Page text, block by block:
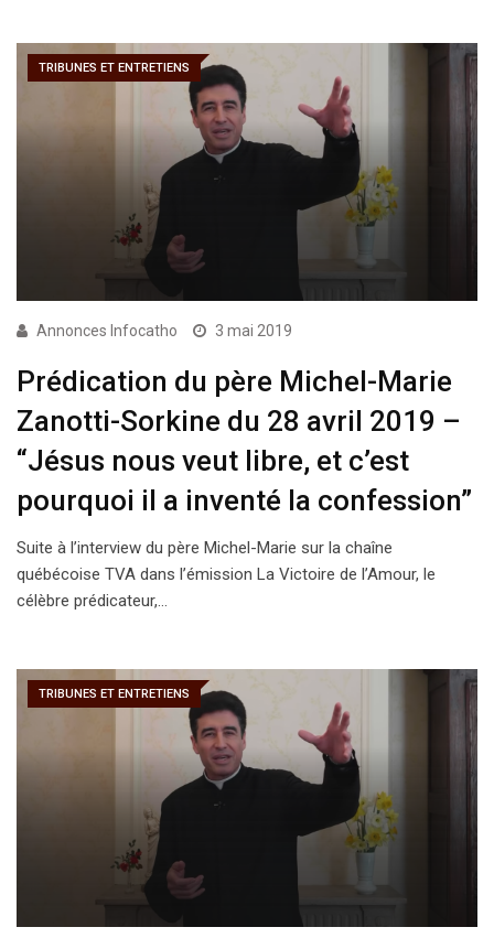
TRIBUNES ET ENTRETIENS
Annonces Infocatho 3 mai 2019
Prédication du père Michel-Marie
Zanotti-Sorkine du 28 avril 2019 –
“Jésus nous veut libre, et c’est
pourquoi il a inventé la confession”
Suite à l’interview du père Michel-Marie sur la chaîne
québécoise TVA dans l’émission La Victoire de l’Amour, le
célèbre prédicateur,…
TRIBUNES ET ENTRETIENS